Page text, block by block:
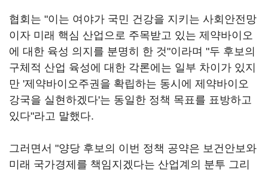
협회는 "이는 여야가 국민 건강을 지키는 사회안전망
이자 미래 핵심 산업으로 주목받고 있는 제약바이오
에 대한 육성 의지를 분명히 한 것"이라며 "두 후보의
구체적 산업 육성에 대한 각론에는 일부 차이가 있지
만 '제약바이오주권을 확립하는 동시에 제약바이오
강국을 실현하겠다'는 동일한 정책 목표를 표방하고
있다"라고 말했다.
그러면서 "양당 후보의 이번 정책 공약은 보건안보와
미래 국가경제를 책임지겠다는 산업계의 분투 그리